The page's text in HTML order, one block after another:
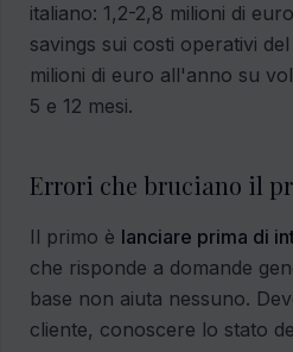
italiano: 1,2-2,8 milioni di
savings sui costi operativi
milioni di euro all'anno su
5 e 12 mesi.
Errori che bruciano il
Il primo è lanciare prima di
che risponde a domande
base non aiuta nessuno.
cliente, conoscere lo stato